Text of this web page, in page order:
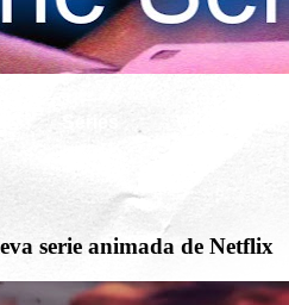
serie animada de Netflix